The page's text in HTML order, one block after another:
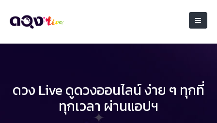
ดวง Live ดูดวงออนไลน์ ง่าย ๆ ทุกที่
ทุกเวลา ผ่านแอปฯ